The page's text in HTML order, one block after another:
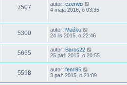
7507 autor: czerwo
4 maja 2016, o 03:35
5300 autor: Maćko
24 lis 2015, o 22:46
5665 autor: Baros22
25 paź 2015, o 20:55
5598 autor: fenri95
3 paź 2015, o 21:09